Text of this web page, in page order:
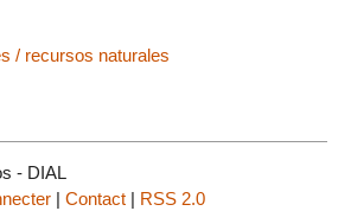
/ recursos naturales
- DIAL
| Contact | RSS 2.0